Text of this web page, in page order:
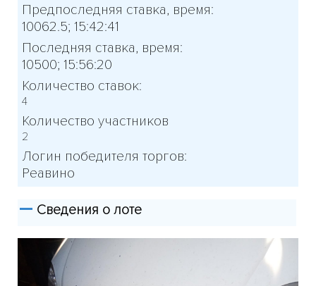
Сведения о лоте
Предпоследняя ставка, время:
10062.5; 15:42:41
Последняя ставка, время:
10500; 15:56:20
Количество ставок:
4
Количество участников
2
Логин победителя торгов:
Реавино